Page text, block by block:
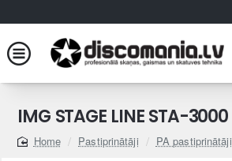
IMG STAGE LINE STA-3000
home
Pastiprinātāji PA pastiprinātāji